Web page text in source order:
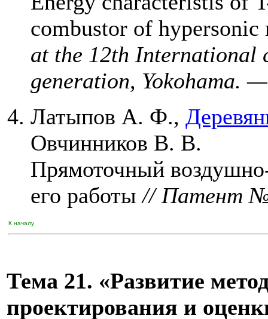
combustor of
at the 12th International
generation, Yokohama.
Латыпов А. Ф.,
Овчинников В. В.
Прямоточный
его работы// Патент №
К началу
Тема 21. «Развитие
проектирования и